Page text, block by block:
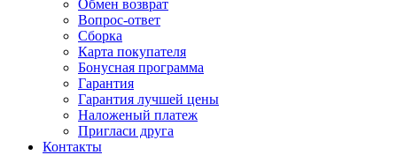
Обмен возврат
Вопрос-ответ
Сборка
Карта покупателя
Бонусная программа
Гарантия
Гарантия лучшей цены
Наложеный платеж
Пригласи друга
Контакты